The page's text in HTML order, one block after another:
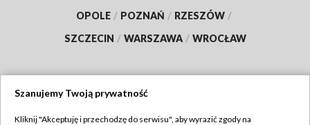
OPOLE / POZNAŃ / RZESZÓW /
SZCZECIN / WARSZAWA / WROCŁAW
Szanujemy Twoją prywatność
Kliknij "Akceptuję i przechodzę do serwisu", aby wyrazić zgody na